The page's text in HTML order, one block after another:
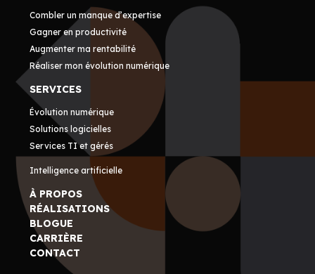
Combler un manque d’expertise
Gagner en productivité
Augmenter ma rentabilité
Réaliser mon évolution numérique
SERVICES
Évolution numérique
Solutions logicielles
Services TI et gérés
Intelligence artificielle
À PROPOS
RÉALISATIONS
BLOGUE
CARRIÈRE
CONTACT